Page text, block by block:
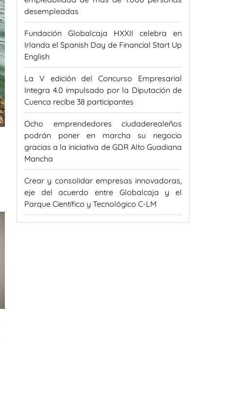
desempleadas
Fundación Globalcaja HXXII celebra en
Irlanda el Spanish Day de Financial Start Up
English
La V edición del Concurso Empresarial
Integra 4.0 impulsado por la Diputación de
Cuenca recibe 38 participantes
Ocho emprendedores ciudaderealeños
podrán poner en marcha su negocio
gracias a la iniciativa de GDR Alto Guadiana
Mancha
Crear y consolidar empresas innovadoras,
eje del acuerdo entre Globalcaja y el
Parque Científico y Tecnológico C-LM